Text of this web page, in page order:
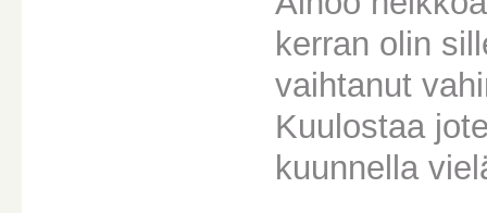
kerran olin
vaihtanut
Kuulostaa
kuunnella